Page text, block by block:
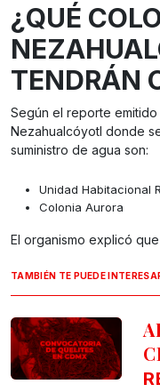
¿QUÉ
TENDRÁN
Según el reporte emitido
Nezahualcóyotl donde
suministro de agua son:
Unidad Habitacional
Colonia Aurora
El organismo explicó
TAMBIÉN TE PUEDE